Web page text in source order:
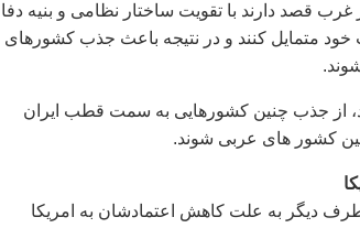
غرب قصد دارند با تقويت ساختار نظامی و بنيه
متمايل کنند و در نتيجه باعث جذب کشورهای
از جذب چنين کشورهايی به سمت قطب ايران
کشور های عربی شوند.
ديگر به علت کاهش اعتمادشان به امريکا